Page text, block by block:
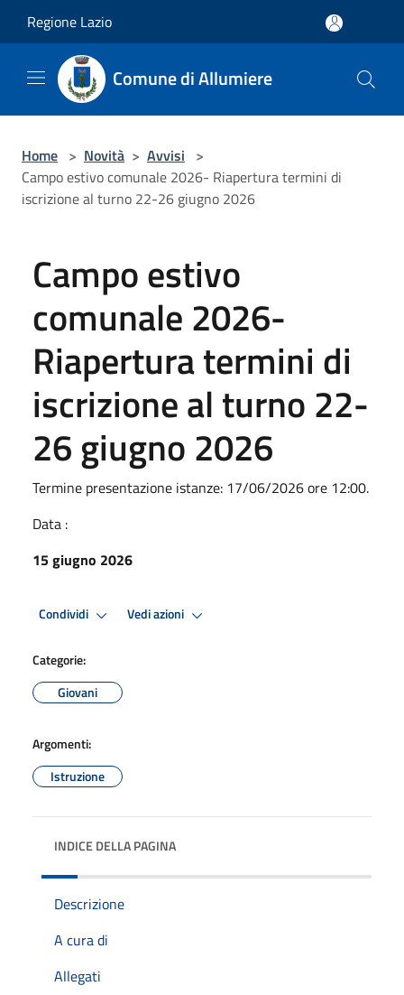
Regione Lazio
Comune di Allumiere
Home > Novità > Avvisi >
Campo estivo comunale 2026- Riapertura termini di
iscrizione al turno 22-26 giugno 2026
Campo estivo
comunale 2026-
Riapertura termini di
iscrizione al turno 22-
26 giugno 2026
Termine presentazione istanze: 17/06/2026 ore 12:00.
Data :
15 giugno 2026
Condividi Vedi azioni
Categorie:
Giovani
Argomenti:
Istruzione
INDICE DELLA PAGINA
Descrizione
A cura di
Allegati